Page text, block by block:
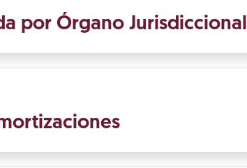
por Órgano Jurisdiccional